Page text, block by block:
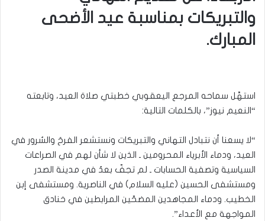
والتبريكات بمناسبة عيد الأضحى
المبارك.
استهَّل سماحه المرجع اليعقوبي خطبتي صلاة العيد، وتابعته
“النعيم نيوز”، بالكلمات التالية:
“لا يسعنا أن نتبادل التهاني والتبريكات ونستشعر الفرحَ والسُرور في
العيد، ودماء الأبرياء المحرومين ـ الذين لا شأن لهم في الصراعات
السياسية وتصفية الحسابات ـ لم تجفّ بعدُ في مدينة الصدر
ومستشفى الحسين (عليه السلام) في الناصرية. ومستشفى إبن
الخطيب. ودماء المجاهدين المضحّين المرابطين في خنادق
المواجهة مع الأعداء”.